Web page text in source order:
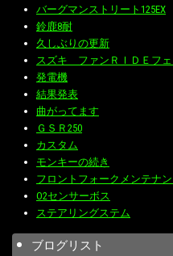
バーグマンストリート125EX
鈴鹿8耐
久しぶりの更新
スズキ ファンＲＩＤＥフェ
発電機
結果発表
曲がってます
ＧＳＲ250
カスタム
モンキーの続き
フロントフォークメンテナ
O2センサーボス
ステアリングステム
ブログリスト